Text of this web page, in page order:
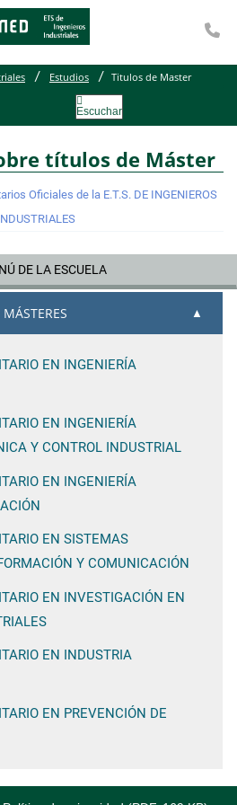
ETSI.
Estudios Titulos de Master
Escuchar
títulos de Máster
Oficiales de la E.T.S. DE INGENIEROS
DE LA ESCUELA
EN INGENIERÍA
EN INGENIERÍA
Y CONTROL INDUSTRIAL
EN INGENIERÍA
EN SISTEMAS
Y COMUNICACIÓN
EN INVESTIGACIÓN EN
EN INDUSTRIA
EN PREVENCIÓN DE